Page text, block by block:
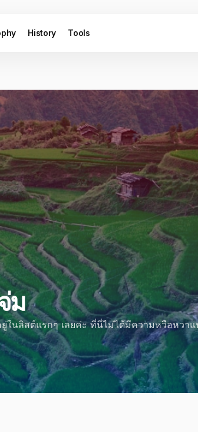
History Tools
ๆ เลยค่ะ ที่นี่ไม่ได้มีความหวือหวาแบบ